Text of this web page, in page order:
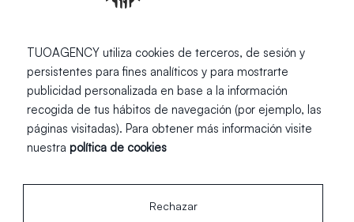
TUOAGENCY utiliza cookies de terceros, de sesión y
persistentes para fines analíticos y para mostrarte
publicidad personalizada en base a la información
recogida de tus hábitos de navegación (por ejemplo, las
páginas visitadas). Para obtener más información visite
nuestra política de cookies
Rechazar